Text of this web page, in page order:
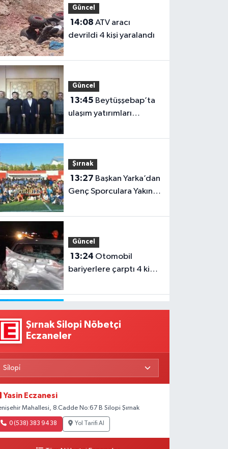
Güncel
14:08
devrildi 4 kişi yaralandı
Güncel
13:45
ulaşım yatırımları
Şırnak
13:27
Genç Sporculara Yakın
Güncel
13:24
bariyerlere çarptı 4 kişi
Güncel
13:08
tek çatı altında
13:04Bayılan vatandaş
için herkes seferber
oldu
Şırnak Silopi Nöbetçi
Eczaneler
Yasin Eczanesi
Mahallesi, 8.Cadde No:67 B Silopi Şırnak
0 (538) 383 94 38 Yol Tarifi Al